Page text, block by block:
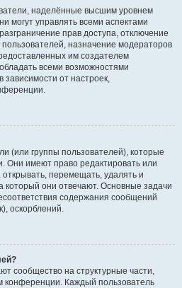
наделённые высшим уровнем
могут управлять всеми аспектами
прав доступа, отключение
назначение модераторов
им создателем
всеми возможностями
от настроек,
(или группы пользователей), которые
Они имеют право редактировать или
перемещать, удалять и
они отвечают. Основные задачи
содержания сообщений
оскорблений.
сообщество на структурные части,
Каждый пользователь